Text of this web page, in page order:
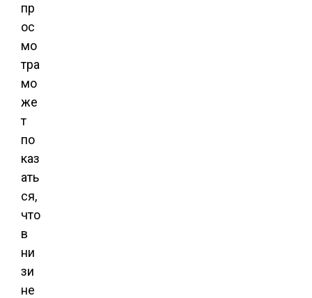
пр
ос
мо
тра
мо
же
т
по
каз
ать
ся,
что
в
ни
зи
не